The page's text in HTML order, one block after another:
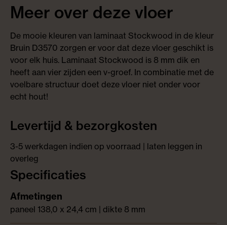
Meer over deze vloer
De mooie kleuren van laminaat Stockwood in de kleur
Bruin D3570 zorgen er voor dat deze vloer geschikt is
voor elk huis. Laminaat Stockwood is 8 mm dik en
heeft aan vier zijden een v-groef. In combinatie met de
voelbare structuur doet deze vloer niet onder voor
echt hout!
Levertijd & bezorgkosten
3-5 werkdagen indien op voorraad | laten leggen in
overleg
Specificaties
paneel 138,0 x 24,4 cm | dikte 8 mm